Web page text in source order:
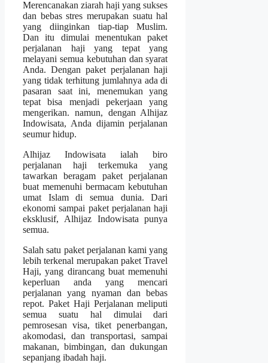
Merencanakan ziarah haji yang sukses
dan bebas stres merupakan suatu hal
yang diinginkan tiap-tiap Muslim.
Dan itu dimulai menentukan paket
perjalanan haji yang tepat yang
melayani semua kebutuhan dan syarat
Anda. Dengan paket perjalanan haji
yang tidak terhitung jumlahnya ada di
pasaran saat ini, menemukan yang
tepat bisa menjadi pekerjaan yang
mengerikan. namun, dengan Alhijaz
Indowisata, Anda dijamin perjalanan
seumur hidup.
Alhijaz Indowisata ialah biro
perjalanan haji terkemuka yang
tawarkan beragam paket perjalanan
buat memenuhi bermacam kebutuhan
umat Islam di semua dunia. Dari
ekonomi sampai paket perjalanan haji
eksklusif, Alhijaz Indowisata punya
semua.
Salah satu paket perjalanan kami yang
lebih terkenal merupakan paket Travel
Haji, yang dirancang buat memenuhi
keperluan anda yang mencari
perjalanan yang nyaman dan bebas
repot. Paket Haji Perjalanan meliputi
semua suatu hal dimulai dari
pemrosesan visa, tiket penerbangan,
akomodasi, dan transportasi, sampai
makanan, bimbingan, dan dukungan
sepanjang ibadah haji.